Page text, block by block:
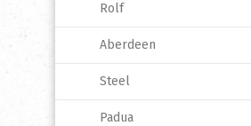
Rolf
Aberdeen
Steel
Padua